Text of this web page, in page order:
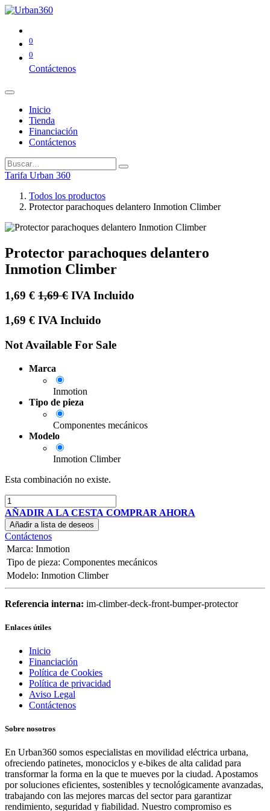
0
0
Contáctenos
Inicio
Tienda
Financiación
Contáctenos
Tarifa Urban 360
Todos los productos
Protector parachoques delantero Inmotion Climber
Protector parachoques delantero
Inmotion Climber
1,69 € 1,69€ IVA Incluido
1,69 € IVA Incluido
Not Available For Sale
Marca
Inmotion
Tipo de pieza
Componentes mecánicos
Modelo
Inmotion Climber
Esta combinación no existe.
AÑADIR A LA CESTA COMPRAR AHORA
Añadir a lista de deseos
Contáctenos
Marca: Inmotion
Tipo de pieza: Componentes mecánicos
Modelo: Inmotion Climber
Referencia interna: im-climber-deck-front-bumper-protector
Enlaces útiles
Inicio
Financiación
Política de Cookies
Política de privacidad
Aviso Legal
Contáctenos
Sobre nosotros
En Urban360 somos especialistas en movilidad eléctrica urbana,
ofreciendo patinetes, monociclos y e-bikes de alta calidad para
transformar la forma en la que te mueves por la ciudad. Apostamos
por soluciones eficientes, sostenibles y tecnológicamente avanzadas,
trabajando con las mejores marcas del sector para garantizar
rendimiento, seguridad y fiabilidad. Nuestro compromiso es